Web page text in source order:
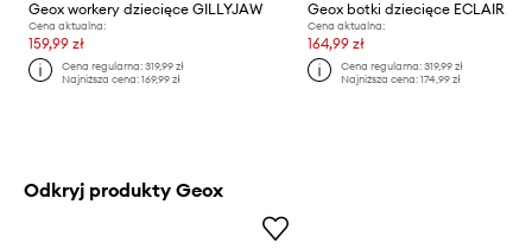
Geox workery dziecięce GILLYJAW
Cena aktualna:
159,99 zł
Cena regularna:319,99 zł
Najniższa cena:169,99 zł
Geox botki dziecięce ECLAIR
Cena aktualna:
164,99 zł
Cena regularna: 319,99 zł
Najniższa cena: 174,99 zł
Odkryj produkty Geox